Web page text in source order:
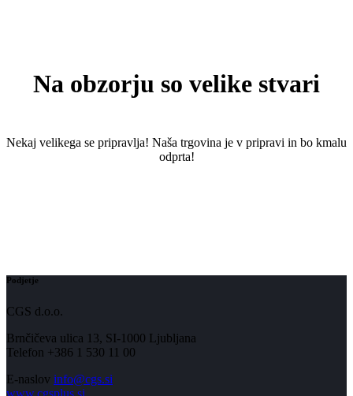
Na obzorju so velike stvari
Nekaj ​​velikega se pripravlja! Naša trgovina je v pripravi in ​​bo kmalu
odprta!
Podjetje
CGS d.o.o.
Brnčičeva ulica 13, SI-1000 Ljubljana
Telefon +386 1 530 11 00
E-naslov info@cgs.si